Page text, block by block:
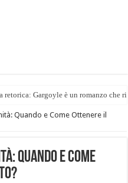
retorica: Gargoyle è un romanzo
e Rimodellare: Vacugym Roma.
Quando e Come Ottenere il
Quando e Come